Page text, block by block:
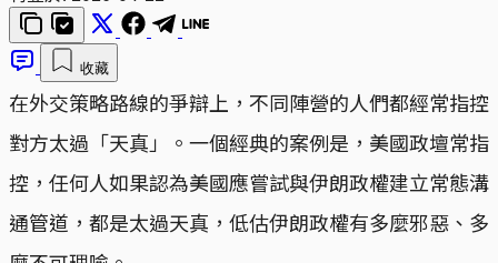
收藏
在外交策略路線的爭辯上，不同陣營的人們都經常指控
對方太過「天真」。一個經典的案例是，美國政壇常指
控，任何人如果認為美國應嘗試與伊朗政權建立常態溝
通管道，都是太過天真，低估伊朗政權有多麼邪惡、多